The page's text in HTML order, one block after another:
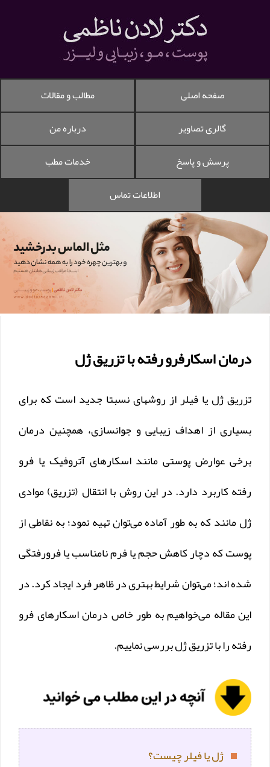
صفحه اصلی
مطالب و مقالات
گالری تصاویر
درباره من
پرسش و پاسخ
خدمات مطب
اطلاعات تماس
درمان اسکارفرو رفته با تزریق ژل
تزریق ژل یا فیلر از روشهای نسبتا جدید است که برای
بسیاری از اهداف زیبایی و جوانسازی، همچنین درمان
برخی عوارض پوستی مانند اسکارهای آتروفیک یا فرو
رفته کاربرد دارد. در این روش با انتقال (تزریق) موادی
ژل مانند که به طور آماده می‌توان تهیه نمود؛ به نقاطی از
پوست که دچار کاهش حجم یا فرم نامناسب یا فرورفتگی
شده اند؛ می‌توان شرایط بهتری در ظاهر فرد ایجاد کرد. در
این مقاله می‌خواهیم به طور خاص درمان اسکارهای فرو
رفته را با تزریق ژل بررسی نماییم.
ژل یا فیلر چیست؟